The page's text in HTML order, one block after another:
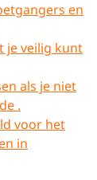
en
je veilig kunt
als je niet
.
voor het
in